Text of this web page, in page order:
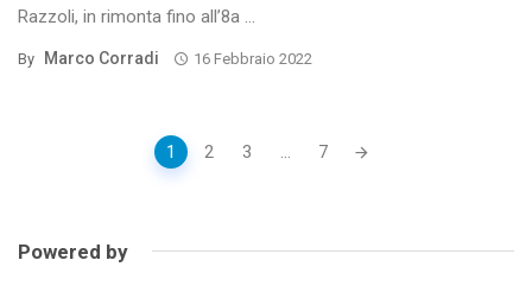
Razzoli, in rimonta fino all’8a ...
By Marco Corradi 16 Febbraio 2022
1 2 3 ... 7
Powered by